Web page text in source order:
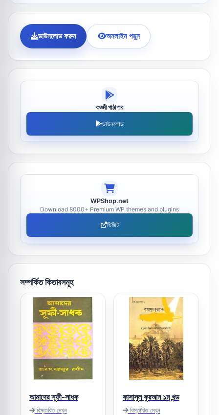
ডাউনলোড করুন অনলাইন পড়ুন
কওমী পাঠাগার
ডাউনলোড
WPShop.net
Download 8000+ Premium WP themes and plugins
ভিজিট
সম্পর্কিত কিতাবসমূহ
আমাদের সূফী-সাধক
বিস্তারিত দেখুন
কাসাসুল কুরআন ১ম খন্ড
বিস্তারিত দেখুন